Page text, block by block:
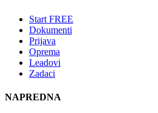
Start FREE
Dokumenti
Prijava
Oprema
Leadovi
Zadaci
NAPREDNA